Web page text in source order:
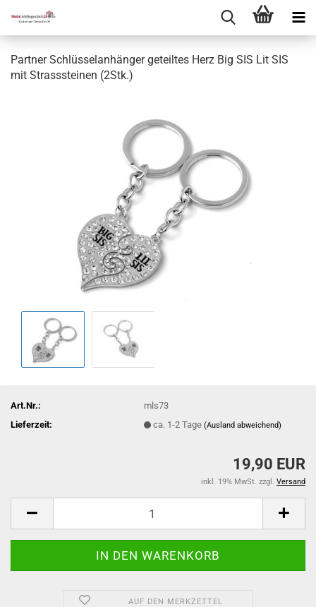
Partner Schlüsselanhänger geteiltes Herz Big SIS Lit SIS
mit Strasssteinen (2Stk.)
Art.Nr.:
mls73
Lieferzeit:
ca. 1-2 Tage(Ausland abweichend)
19,90 EUR
inkl. 19% MwSt. zzgl. Versand
AUF DEN MERKZETTEL